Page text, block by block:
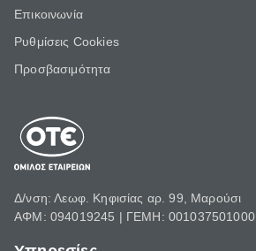
Επικοινωνία
Ρυθμίσεις Cookies
Προσβασιμότητα
Δ/νση: Λεωφ. Κηφισίας αρ. 99, Μαρούσι
ΑΦΜ: 094019245 | ΓΕΜΗ: 001037501000